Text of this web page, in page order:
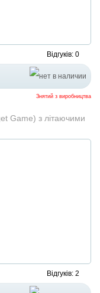
Відгуків: 0
Знятий з виробництва
Game) з літаючими
Відгуків: 2